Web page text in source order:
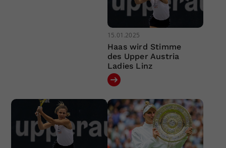
15.01.2025
Haas wird Stimme
des Upper Austria
Ladies Linz